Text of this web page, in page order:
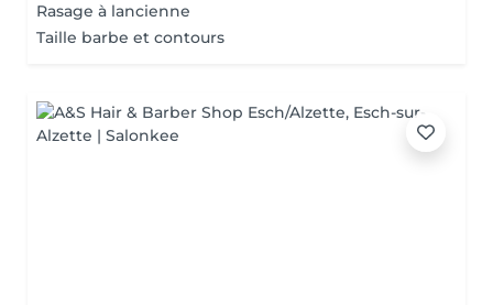
Rasage à lancienne
Taille barbe et contours